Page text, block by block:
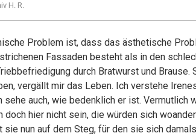
H. R.
Problem ist, dass das ästhetische
Fassaden besteht als in den
durch Bratwurst und Brause.
vergällt mir das Leben. Ich verstehe
sehe auch, wie bedenklich er ist. Vermutlich
doch hier nicht sein, die würden sich
sie nun auf dem Steg, für den sie sich